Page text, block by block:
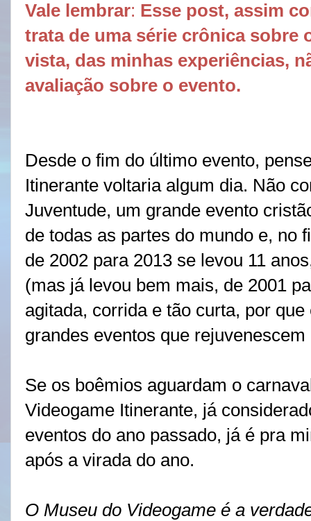
Vale lembrar: Esse post, assim
trata de uma série crônica sobre
vista, das minhas experiências,
avaliação sobre o evento.
Desde o fim do último evento,
Itinerante voltaria algum dia. Não
Juventude, um grande evento
de todas as partes do mundo e, no
de 2002 para 2013 se levou 11
(mas já levou bem mais, de 2001
agitada, corrida e tão curta, por
grandes eventos que
Se os boêmios aguardam o
Videogame Itinerante, já
eventos do ano passado, já é pra
após a virada do ano.
O Museu do Videogame é a